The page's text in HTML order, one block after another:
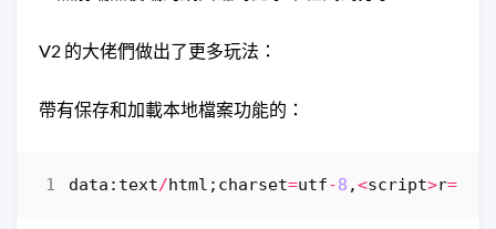
V2 的大佬們做出了更多玩法：
帶有保存和加載本地檔案功能的：
data : text/html ; charset=utf-8 ,<script>r=